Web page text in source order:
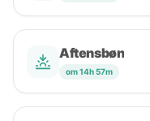
Aftensbøn
om 14h 57m